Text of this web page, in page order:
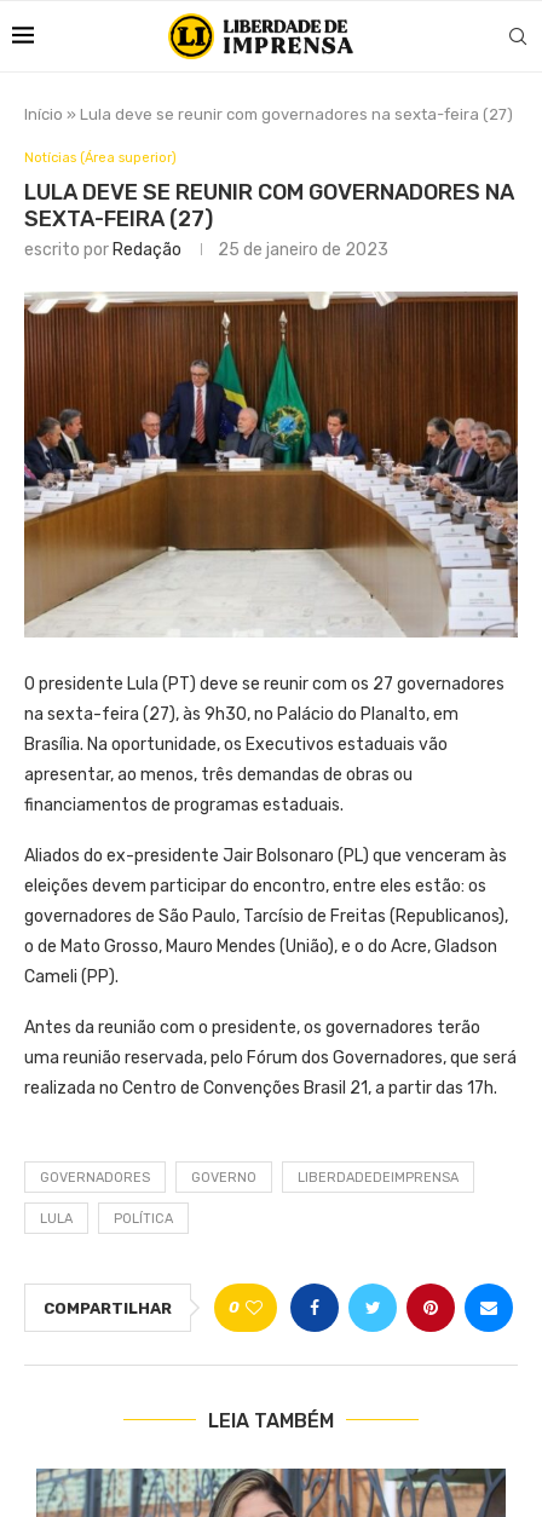
Início » Lula deve se reunir com governadores na sexta-feira (27)
Notícias (Área superior)
LULA DEVE SE REUNIR COM GOVERNADORES NA
SEXTA-FEIRA (27)
escrito por Redação 25 de janeiro de 2023
O presidente Lula (PT) deve se reunir com os 27 governadores
na sexta-feira (27), às 9h30, no Palácio do Planalto, em
Brasília. Na oportunidade, os Executivos estaduais vão
apresentar, ao menos, três demandas de obras ou
financiamentos de programas estaduais.
Aliados do ex-presidente Jair Bolsonaro (PL) que venceram às
eleições devem participar do encontro, entre eles estão: os
governadores de São Paulo, Tarcísio de Freitas (Republicanos),
o de Mato Grosso, Mauro Mendes (União), e o do Acre, Gladson
Cameli (PP).
Antes da reunião com o presidente, os governadores terão
uma reunião reservada, pelo Fórum dos Governadores, que será
realizada no Centro de Convenções Brasil 21, a partir das 17h.
GOVERNADORES GOVERNO LIBERDADEDEIMPRENSA
LULA POLÍTICA
COMPARTILHAR 0
LEIA TAMBÉM